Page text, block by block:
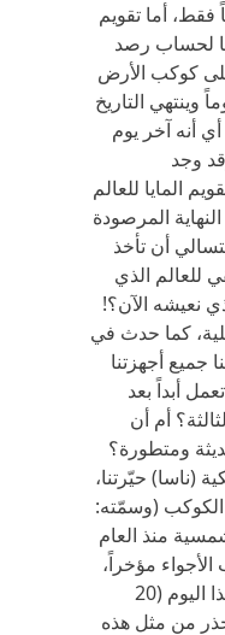
السنة 260 يوماً فقط، أما تقويم
لحساب رصد
على كوكب الأرض
فيه كما نعرفها 365 يوماً وينتهي التاريخ
يوم 20 ديسمبر 2012 – أي أنه آخر يوم
وجد
المايا للعالم
المرصودة
أن تأخذ
للعالم الذي
نعيشه الآن؟!
كما حدث في
أغلقنا جميع أجهزتنا
أبداً بعد
أم أن
ومتطورة؟
(ناسا) حيّرتنا،
(وسمّته:
منذ العام
الأجواء مؤخراً،
وسيصطدم بالأرض فعلاً في هذا اليوم (20
وتحذر من مثل هذه